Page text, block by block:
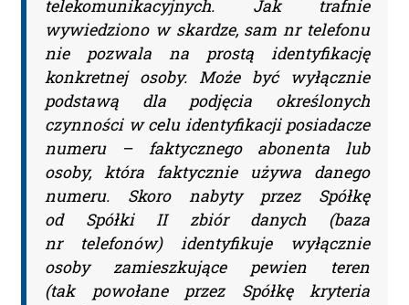
dostępne jest wpolityce prywatności
Przeczytałem/am i akceptuję
regulamin.
telekomunikacyjnych. Jak trafnie
wywiedziono w skardze, sam nr telefonu
nie pozwala na prostą identyfikację
konkretnej osoby. Może być wyłącznie
podstawą dla podjęcia określonych
czynności w celu identyfikacji posiadacze
numeru – faktycznego abonenta lub
osoby, która faktycznie używa danego
numeru. Skoro nabyty przez Spółkę
od Spółki II zbiór danych (baza
nr telefonów) identyfikuje wyłącznie
osoby zamieszkujące pewien teren
(tak powołane przez Spółkę kryteria